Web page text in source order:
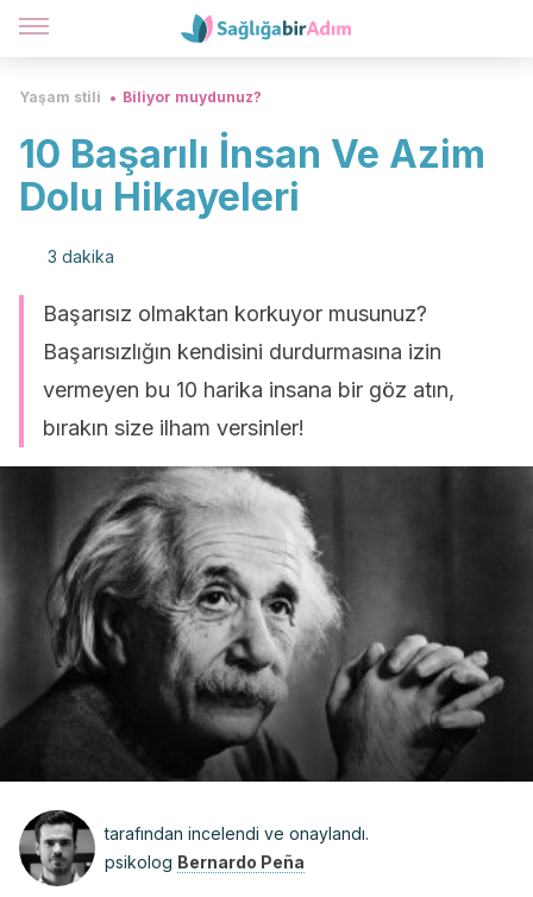
Yaşam stili Biliyor muydunuz?
10 Başarılı İnsan Ve Azim
Dolu Hikayeleri
3 dakika
Başarısız olmaktan korkuyor musunuz?
Başarısızlığın kendisini durdurmasına izin
vermeyen bu 10 harika insana bir göz atın,
bırakın size ilham versinler!
tarafından incelendi ve onaylandı.
psikolog Bernardo Peña